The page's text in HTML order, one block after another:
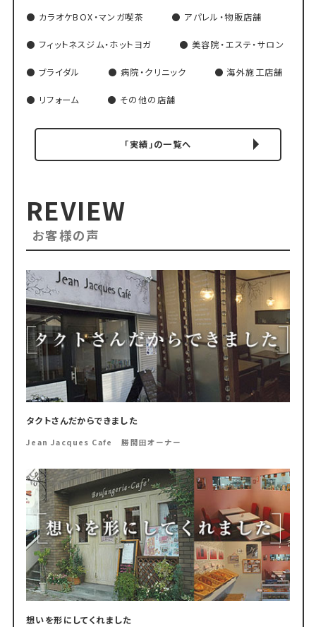
カラオケBOX・マンガ喫茶 アパレル・物販店舗
フィットネスジム・ホットヨガ 美容院・エステ・サロン
ブライダル 病院・クリニック 海外施工店舗
リフォーム その他の店舗
「実績」の一覧へ
REVIEW
お客様の声
タクトさんだからできました
Jean Jacques Cafe 勝間田オーナー
想いを形にしてくれました